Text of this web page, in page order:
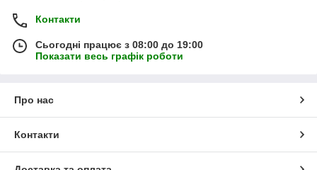
Контакти
Сьогодні працює з 08:00 до 19:00
Показати весь графік роботи
Про нас
Контакти